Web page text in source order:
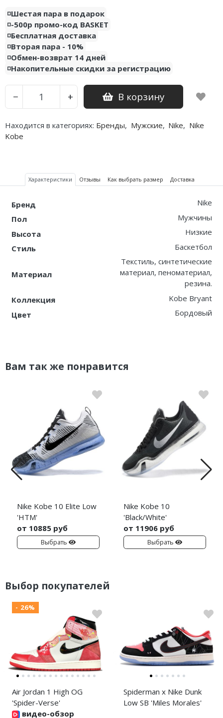
◽️Шестая пара в подарок
◽️-500р промо-код BASKET
◽️Бесплатная доставка
◽️Вторая пара - 10%
◽️Обмен-возврат 14 дней
◽️Накопительные скидки за регистрацию
− + В корзину
Находится в категориях: Бренды, Мужские, Nike, Nike
Kobe
Характеристики Отзывы Как выбрать размер Доставка
Бренд
Nike
Пол
Мужчины
Высота
Низкие
Стиль
Баскетбол
Материал
Текстиль, синтетические
материал, пеноматериал,
резина.
Коллекция
Kobe Bryant
Цвет
Бордовый
Вам так же понравится
Nike Kobe 10 Elite Low
'HTM'
от 10885 руб
Выбрать
Nike Kobe 10
'Black/White'
от 11906 руб
Выбрать
Выбор покупателей
- 26%
Air Jordan 1 High OG
'Spider-Verse'
видео-обзор
Spiderman x Nike Dunk
Low SB 'Miles Morales'
Air Jordan 23